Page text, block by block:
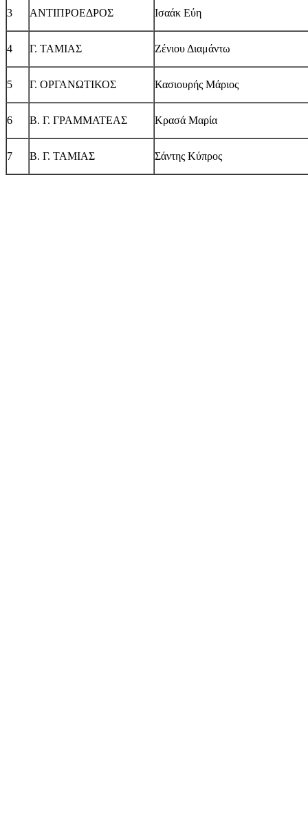
3 ΑΝΤΙΠΡΟΕΔΡΟΣ Ισαάκ Εύη
4 Γ. ΤΑΜΙΑΣ Ζένιου Διαμάντω
5 Γ. ΟΡΓΑΝΩΤΙΚΟΣ Κασιουρής Μάριος
6 Β. Γ. ΓΡΑΜΜΑΤΕΑΣ Κρασά Μαρία
7 Β. Γ. ΤΑΜΙΑΣ Σάντης Κύπρος